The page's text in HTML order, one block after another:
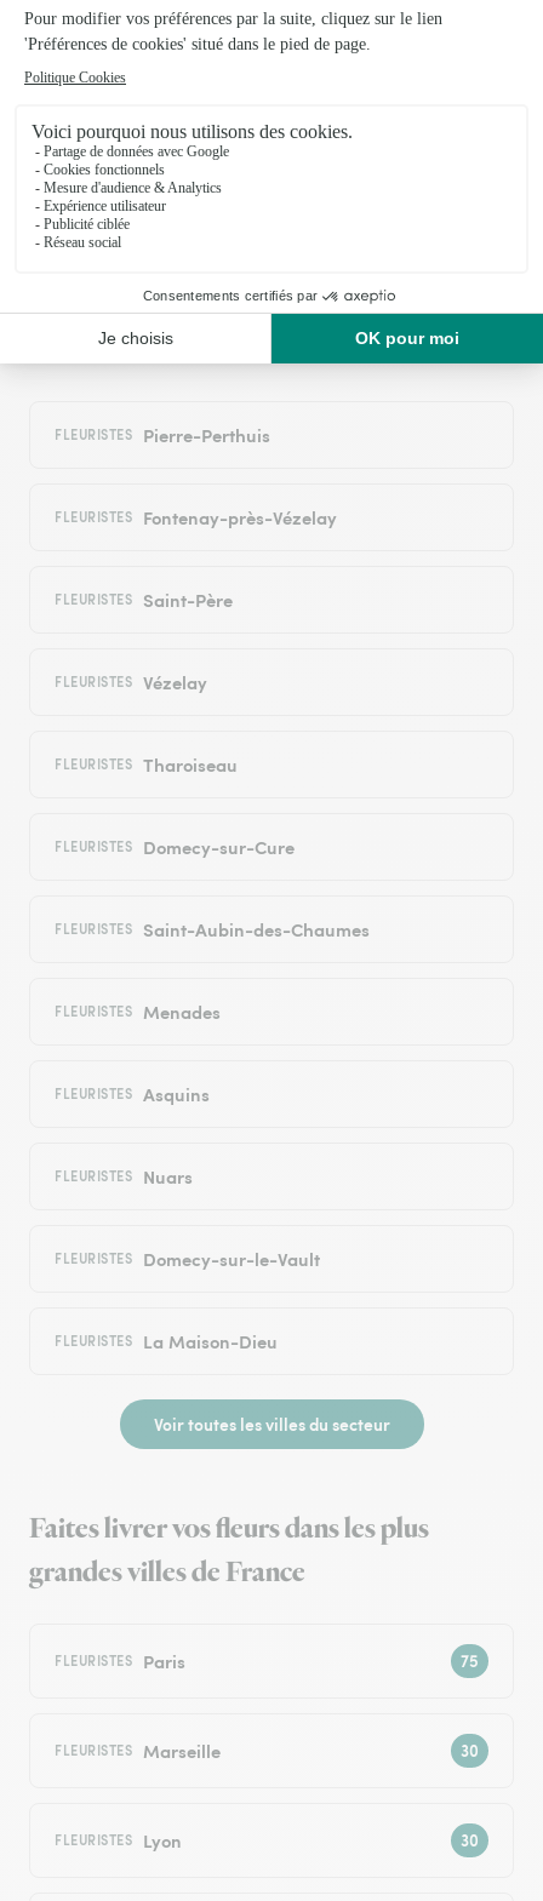
Très jolies composition
Trustpilot Échantillon d'avis clients fourni via Trustpilot.
les avis de la marque Interflora sur Trustpilot
autour : les villes proches couvertes par le
réseau Interflora
FLEURISTES Pierre-Perthuis
FLEURISTES Fontenay-près-Vézelay
FLEURISTES Saint-Père
FLEURISTES Vézelay
FLEURISTES Tharoiseau
FLEURISTES Domecy-sur-Cure
FLEURISTES Saint-Aubin-des-Chaumes
FLEURISTES Menades
FLEURISTES Asquins
FLEURISTES Nuars
FLEURISTES Domecy-sur-le-Vault
FLEURISTES La Maison-Dieu
Voir toutes les villes du secteur
Faites livrer vos fleurs dans les plus
grandes villes de France
FLEURISTES Paris
FLEURISTES Marseille
FLEURISTES Lyon